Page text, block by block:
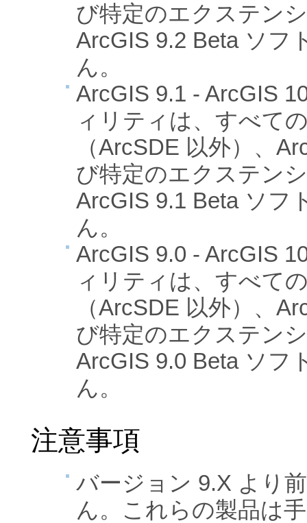
び特定のエクステン
ArcGIS 9.2 Beta ソフ
ん。
ArcGIS 9.1 - ArcGIS
ィリティは、すべて
（ArcSDE 以外）、
び特定のエクステン
ArcGIS 9.1 Beta ソフ
ん。
ArcGIS 9.0 - ArcGIS
ィリティは、すべて
（ArcSDE 以外）、
び特定のエクステン
ArcGIS 9.0 Beta ソフ
ん。
注意事項
バージョン 9.X より
ん。これらの製品は